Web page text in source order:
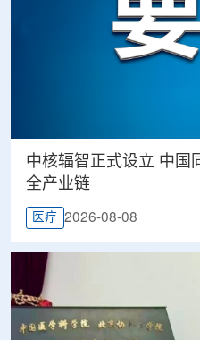
中核辐智正式设立 中国
全产业链
医疗 2026-08-08